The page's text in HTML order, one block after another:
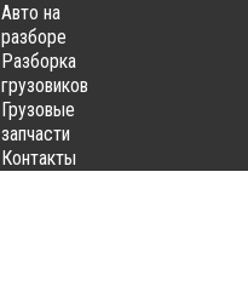
Авто на
разборе
Разборка
грузовиков
Грузовые
запчасти
Контакты